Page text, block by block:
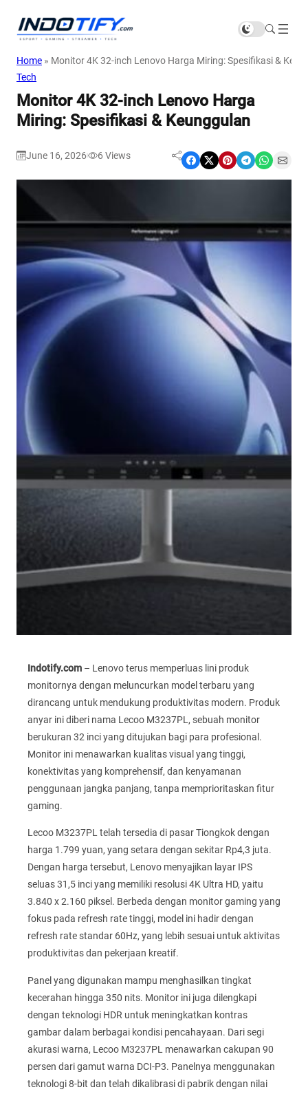
Home » Monitor 4K 32-inch Lenovo Harga Miring: Spesifikasi &
Tech
Monitor 4K 32-inch Lenovo Harga
Miring: Spesifikasi & Keunggulan
June 16, 2026 6 Views Share on Facebook Share on X Share on Pinterest Share on Telegram Share on WhatsApp Share on Email
Indotify.com – Lenovo terus memperluas lini produk
monitornya dengan meluncurkan model terbaru yang
dirancang untuk mendukung produktivitas modern. Produk
anyar ini diberi nama Lecoo M3237PL, sebuah monitor
berukuran 32 inci yang ditujukan bagi para profesional.
Monitor ini menawarkan kualitas visual yang tinggi,
konektivitas yang komprehensif, dan kenyamanan
penggunaan jangka panjang, tanpa memprioritaskan fitur
gaming.
Lecoo M3237PL telah tersedia di pasar Tiongkok dengan
harga 1.799 yuan, yang setara dengan sekitar Rp4,3 juta.
Dengan harga tersebut, Lenovo menyajikan layar IPS
seluas 31,5 inci yang memiliki resolusi 4K Ultra HD, yaitu
3.840 x 2.160 piksel. Berbeda dengan monitor gaming yang
fokus pada refresh rate tinggi, model ini hadir dengan
refresh rate standar 60Hz, yang lebih sesuai untuk aktivitas
produktivitas dan pekerjaan kreatif.
Panel yang digunakan mampu menghasilkan tingkat
kecerahan hingga 350 nits. Monitor ini juga dilengkapi
dengan teknologi HDR untuk meningkatkan kontras
gambar dalam berbagai kondisi pencahayaan. Dari segi
akurasi warna, Lecoo M3237PL menawarkan cakupan 90
persen dari gamut warna DCI-P3. Panelnya menggunakan
teknologi 8-bit dan telah dikalibrasi di pabrik dengan nilai